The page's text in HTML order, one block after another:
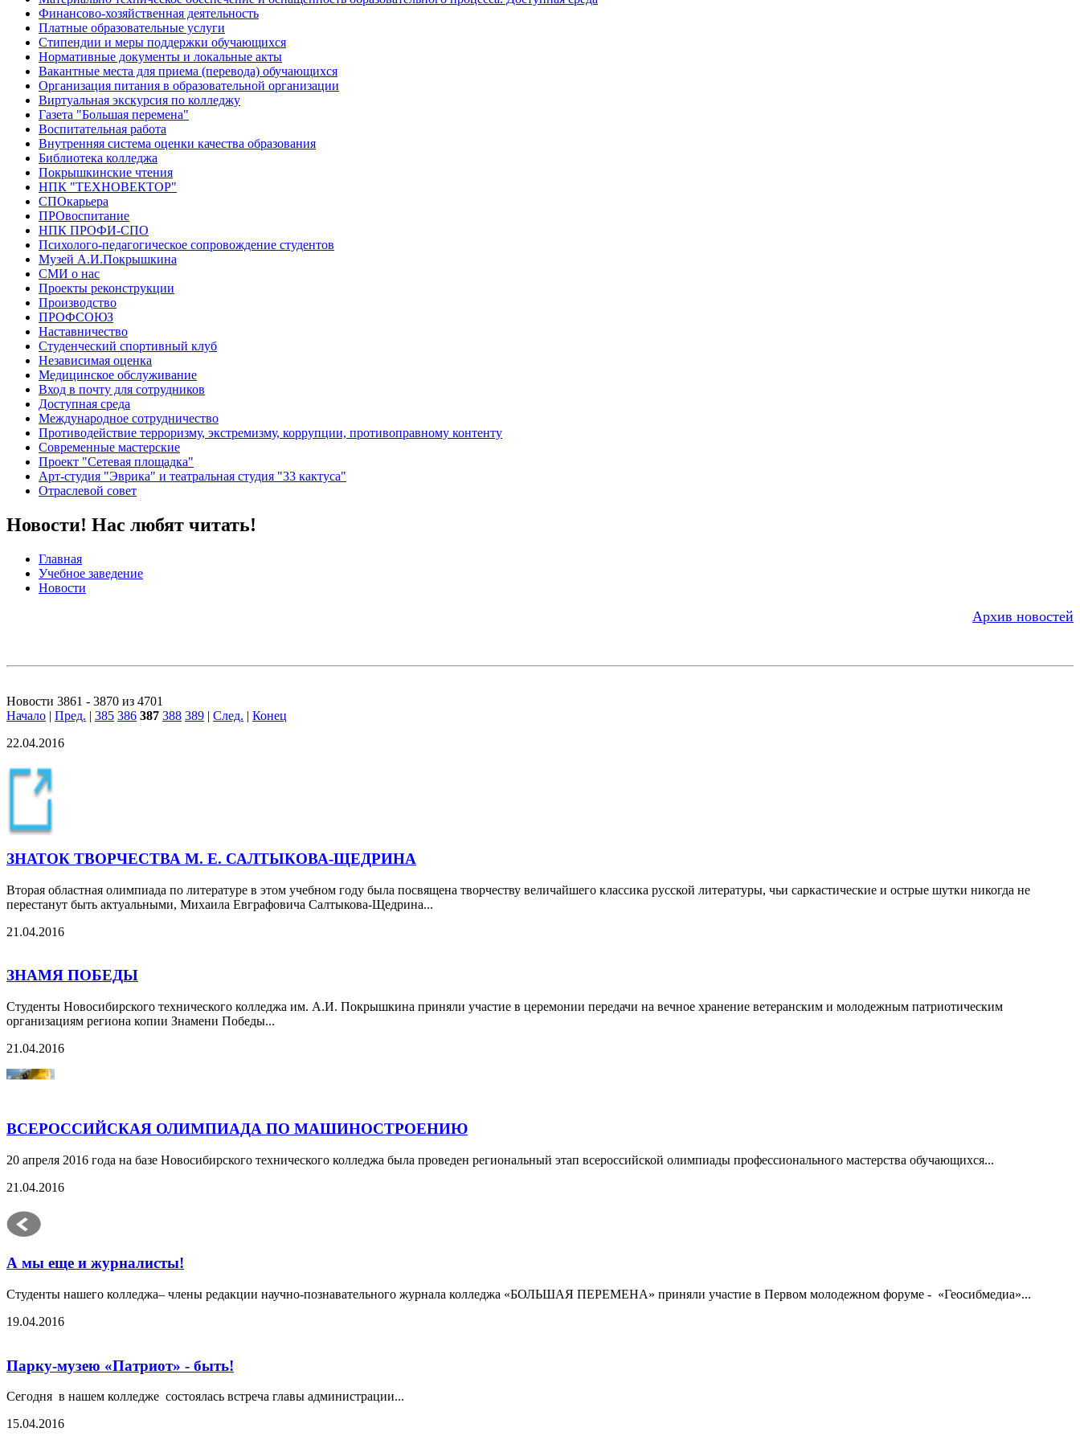
Финансово-хозяйственная деятельность
Платные образовательные услуги
Стипендии и меры поддержки обучающихся
Нормативные документы и локальные акты
Вакантные места для приема (перевода) обучающихся
Организация питания в образовательной организации
Виртуальная экскурсия по колледжу
Газета "Большая перемена"
Воспитательная работа
Внутренняя система оценки качества образования
Библиотека колледжа
Покрышкинские чтения
НПК "ТЕХНОВЕКТОР"
СПОкарьера
ПРОвоспитание
НПК ПРОФИ-СПО
Психолого-педагогическое сопровождение студентов
Музей А.И.Покрышкина
СМИ о нас
Проекты реконструкции
Производство
ПРОФСОЮЗ
Наставничество
Студенческий спортивный клуб
Независимая оценка
Медицинское обслуживание
Вход в почту для сотрудников
Доступная среда
Международное сотрудничество
Противодействие терроризму, экстремизму, коррупции, противоправному контенту
Современные мастерские
Проект "Сетевая площадка"
Арт-студия "Эврика" и театральная студия "33 кактуса"
Отраслевой совет
Новости! Нас любят читать!
Главная
Учебное заведение
Новости
Архив новостей
Новости 3861 - 3870 из 4701
Начало | Пред. | 385 386 387 388 389 | След. | Конец
22.04.2016
ЗНАТОК ТВОРЧЕСТВА М. Е. САЛТЫКОВА-ЩЕДРИНА
Вторая областная олимпиада по литературе в этом учебном году была посвящена творчеству величайшего классика русской литературы, чьи саркастические и острые шутки никогда не
перестанут быть актуальными, Михаила Евграфовича Салтыкова-Щедрина...
21.04.2016
ЗНАМЯ ПОБЕДЫ
Студенты Новосибирского технического колледжа им. А.И. Покрышкина приняли участие в церемонии передачи на вечное хранение ветеранским и молодежным патриотическим
организациям региона копии Знамени Победы...
21.04.2016
ВСЕРОССИЙСКАЯ ОЛИМПИАДА ПО МАШИНОСТРОЕНИЮ
20 апреля 2016 года на базе Новосибирского технического колледжа была проведен региональный этап всероссийской олимпиады профессионального мастерства обучающихся...
21.04.2016
А мы еще и журналисты!
Студенты нашего колледжа– члены редакции научно-познавательного журнала колледжа «БОЛЬШАЯ ПЕРЕМЕНА» приняли участие в Первом молодежном форуме - «Геосибмедиа»...
19.04.2016
Парку-музею «Патриот» - быть!
Сегодня в нашем колледже состоялась встреча главы администрации...
15.04.2016